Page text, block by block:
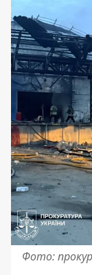
Фото: